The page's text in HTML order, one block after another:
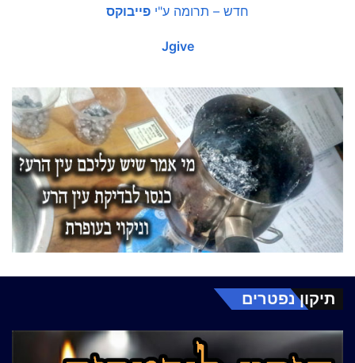
חדש – תרומה ע"י פייבוקס
Jgive
תיקון נפטרים